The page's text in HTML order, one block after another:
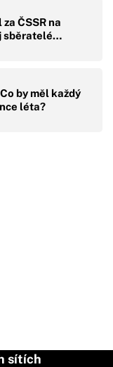
ČSSR na
sběratelé…
by měl každý
léta?
sítích